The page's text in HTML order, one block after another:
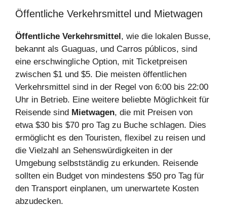
Öffentliche Verkehrsmittel und Mietwagen
Öffentliche Verkehrsmittel , wie die lokalen Busse,
bekannt als Guaguas, und Carros públicos, sind
eine erschwingliche Option, mit Ticketpreisen
zwischen $1 und $5. Die meisten öffentlichen
Verkehrsmittel sind in der Regel von 6:00 bis 22:00
Uhr in Betrieb. Eine weitere beliebte Möglichkeit für
Reisende sind Mietwagen, die mit Preisen von
etwa $30 bis $70 pro Tag zu Buche schlagen. Dies
ermöglicht es den Touristen, flexibel zu reisen und
die Vielzahl an Sehenswürdigkeiten in der
Umgebung selbstständig zu erkunden. Reisende
sollten ein Budget von mindestens $50 pro Tag für
den Transport einplanen, um unerwartete Kosten
abzudecken.